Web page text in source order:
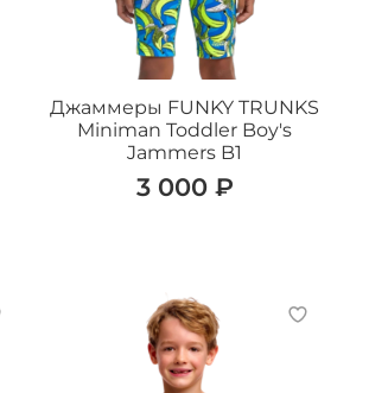
Джаммеры FUNKY TRUNKS
Miniman Toddler Boy's
Jammers B1
3 000 ₽